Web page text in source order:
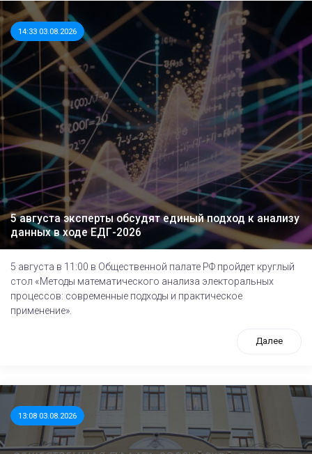
14:33 03.08.2026
5 августа эксперты обсудят единый подход к анализу
данных в ходе ЕДГ-2026
5 августа в 11:00 в Общественной палате РФ пройдет круглый
стол «Методы математического анализа электоральных
процессов: современные подходы и практическое
применение».
Далее
13:08 03.08.2026